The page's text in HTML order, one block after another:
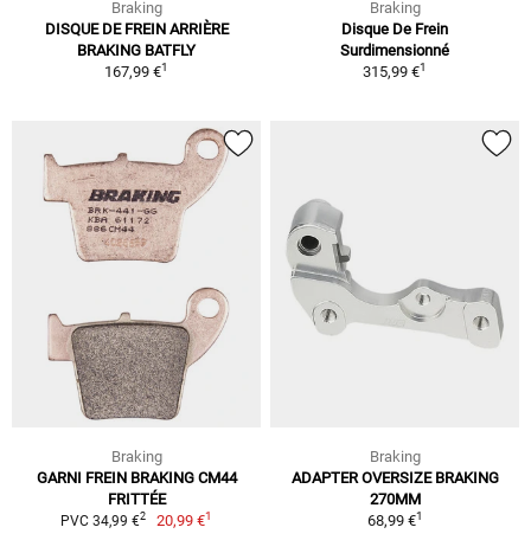
Braking
DISQUE DE FREIN ARRIÈRE
BRAKING BATFLY
167,99 €1
Braking
Disque De Frein
Surdimensionné
315,99 €1
Braking
GARNI FREIN BRAKING CM44
FRITTÉE
PVC 34,99 €2 20,99 €1
Braking
ADAPTER OVERSIZE BRAKING
270MM
68,99 €1